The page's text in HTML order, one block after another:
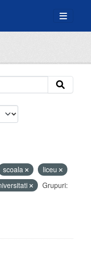
scoala
liceu
Grupuri: